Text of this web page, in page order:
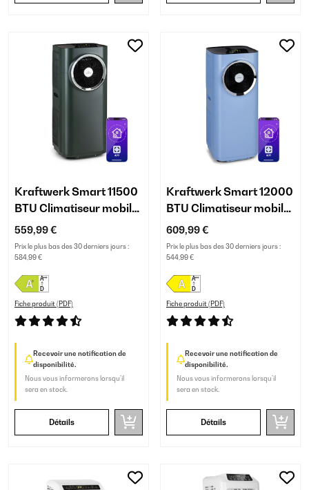
Kraftwerk Smart 11500
BTU Climatiseur mobile
Anthracite
559,99 €
Prix le plus bas des 30 derniers jours :
584,99 €
Fiche produit (PDF)
Recevoir une notification de
disponibilité.
Nous vous informerons lorsqu’il
sera en stock.
Détails
Kraftwerk Smart 12000
BTU Climatiseur mobile
Bleu
609,99 €
Prix le plus bas des 30 derniers jours :
544,99 €
Fiche produit (PDF)
Recevoir une notification de
disponibilité.
Nous vous informerons lorsqu’il
sera en stock.
Détails